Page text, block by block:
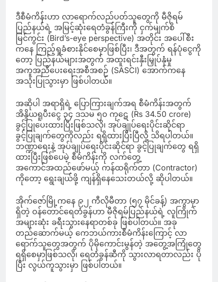
ဒီစီမံကိန်းဟာ လာရောက်လည်ပတ်သူတွေကို မီဇိုရမ်
ပြည်နယ်ရဲ့ အမြင့်ဆုံးရေတံခွန်ကြီးကို ငှက်မျက်စိ
မြင်ကွင်း (Bird’s-eye perspective) အတိုင်း အပေါ်စီး
ကနေ ကြည့်ရှုခံစားနိုင်စေမှာဖြစ်ပြီး၊ ဒီအတွက် ရန်ပုံငွေကို
တော့ ပြည်နယ်များအတွက် အထူးရင်းနှီးမြှုပ်နှံမှု
အကူအညီပေးရေးအစီအစဉ် (SASCI) အောက်ကနေ
အသုံးပြုသွားမှာ ဖြစ်ပါတယ်။
အဆိုပါ အရာရှိရဲ့ ပြောကြားချက်အရ စီမံကိန်းအတွက်
အိန္ဒိယရူပီးငွေ ၃၄ ဒသမ ၅၀ ကုဋေ (Rs 34.50 crore)
ခွင့်ပြုပေးထားပြီးဖြစ်သလို၊ အုပ်ချုပ်ရေးပိုင်းဆိုင်ရာ
ခွင့်ပြုချက်တွေကိုလည်း ရရှိထားပြီးပြီလို့ သိရပါတယ်။
ဘဏ္ဍာရေးနဲ့ အုပ်ချုပ်ရေးပိုင်းဆိုင်ရာ ခွင့်ပြုချက်တွေ ရရှိ
ထားပြီးဖြစ်ပေမဲ့ စီမံကိန်းကို လက်တွေ့
အကောင်အထည်ဖော်မယ့် ကန်ထရိုက်တာ (Contractor)
ကိုတော့ ရွေးချယ်ဖို့ ကျန်ရှိနေသေးတယ်လို့ ဆိုပါတယ်။
အိုက်ဇော်မြို့ကနေ ၉၂ ကီလိုမီတာ (၅၇ မိုင်ခန့်) အကွာမှာ
ရှိတဲ့ ဝန်တောင်ရေတံခွန်ဟာ မီဇိုရမ်ပြည်နယ်ရဲ့ လူကြိုက်
အများဆုံး ခရီးသွားနေရာတစ်ခု ဖြစ်ပါတယ်။ အခု
တည်ဆောက်မယ့် ကေဘယ်ကားစီမံကိန်းကြောင့် လာ
ရောက်သူတွေအတွက် ပိုမိုကောင်းမွန်တဲ့ အတွေ့အကြုံတွေ
ရရှိစေမှာဖြစ်သလို၊ ရေတံခွန်ဆီကို သွားလာရတာလည်း ပို
ပြီး လွယ်ကူသွားမှာ ဖြစ်ပါတယ်။